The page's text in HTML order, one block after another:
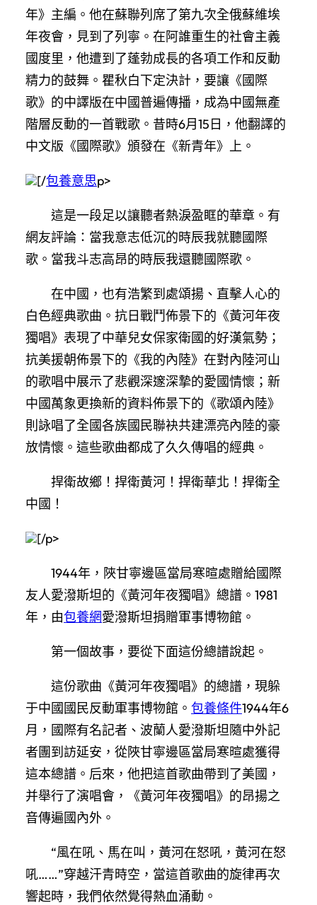
年》主編。他在蘇聯列席了第九次全俄蘇維埃
年夜會，見到了列寧。在阿誰重生的社會主義
國度里，他遭到了蓬勃成長的各項工作和反動
精力的鼓舞。瞿秋白下定決計，要讓《國際
歌》的中譯版在中國普遍傳播，成為中國無產
階層反動的一首戰歌。昔時6月15日，他翻譯的
中文版《國際歌》頒發在《新青年》上。
[/包養意思p>
這是一段足以讓聽者熱淚盈眶的華章。有
網友評論：當我意志低沉的時辰我就聽國際
歌。當我斗志高昂的時辰我還聽國際歌。
在中國，也有浩繁到處頌揚、直擊人心的
白色經典歌曲。抗日戰鬥佈景下的《黃河年夜
獨唱》表現了中華兒女保家衛國的好漢氣勢；
抗美援朝佈景下的《我的內陸》在對內陸河山
的歌唱中展示了悲觀深邃深摯的愛國情懷；新
中國萬象更換新的資料佈景下的《歌頌內陸》
則詠唱了全國各族國民聯袂共建漂亮內陸的豪
放情懷。這些歌曲都成了久久傳唱的經典。
捍衛故鄉！捍衛黃河！捍衛華北！捍衛全
中國！
[/p>
1944年，陜甘寧邊區當局寒暄處贈給國際
友人愛潑斯坦的《黃河年夜獨唱》總譜。1981
年，由包養網愛潑斯坦捐贈軍事博物館。
第一個故事，要從下面這份總譜說起。
這份歌曲《黃河年夜獨唱》的總譜，現躲
于中國國民反動軍事博物館。 包養條件1944年6
月，國際有名記者、波蘭人愛潑斯坦隨中外記
者團到訪延安，從陜甘寧邊區當局寒暄處獲得
這本總譜。后來，他把這首歌曲帶到了美國，
并舉行了演唱會，《黃河年夜獨唱》的昂揚之
音傳遍國內外。
“風在吼、馬在叫，黃河在怒吼，黃河在怒
吼……”穿越汗青時空，當這首歌曲的旋律再次
響起時，我們依然覺得熱血涌動。